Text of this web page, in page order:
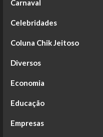
Carnaval
Celebridades
Coluna Chik Jeitoso
Diversos
Economia
Educação
Empresas